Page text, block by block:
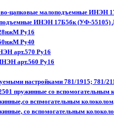
цапковые малоподъемные ИНЭН
ИНЭН 17Б5бк (УФ-55105)
Ру16
Ру40
арт.570 Ру16
арт.560 Ру16
настройками 781/1915; 781/
пружинные со вспомогательным
вспмогательным
со вспомогательным